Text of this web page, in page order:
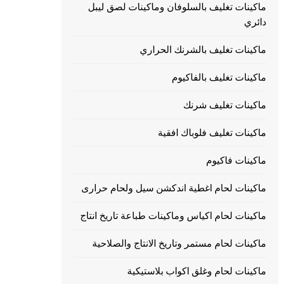
ماكينات تغليف بالسلوفان وماكينات لصق ليبل
دائري
ماكينات تغليف بالشرنك الحراري
ماكينات تغليف بالفاكيوم
ماكينات تغليف شرنك
ماكينات تغليف فلوباك افقية
ماكينات فاكيوم
ماكينات لحام اغطية اندكشن سيل ولحام حرارى
ماكينات لحام اكياس وماكينات طباعة تاريخ انتاج
ماكينات لحام مستمر وتاريخ الانتاج والصلاحية
ماكينات لحام وغلق اكواب بلاستيكية